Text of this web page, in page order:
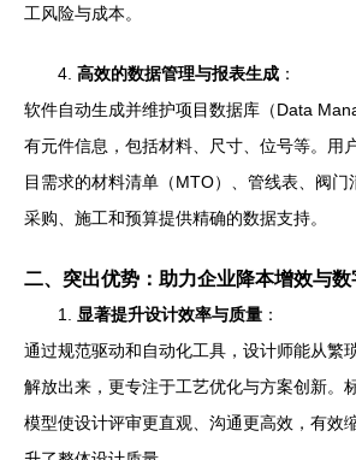
工风险与成本。
4. 高效的数据管理与报表生成 ：
软件自动生成并维护项目数据库（Data
有元件信息，包括材料、尺寸、位号等。用
目需求的材料清单（MTO）、管线表、阀门
采购、施工和预算提供精确的数据支持。
二、突出优势：助力企业降本增效与数
1. 显著提升设计效率与质量 ：
通过规范驱动和自动化工具，设计师能从繁
解放出来，更专注于工艺优化与方案创新。
模型使设计评审更直观、沟通更高效，有效